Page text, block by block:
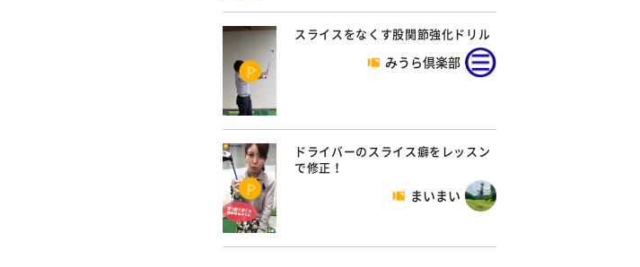
スライスをなくす股関節強化ドリル
みうら倶楽部
ドライバーのスライス癖をレッスン
で修正！
まいまい